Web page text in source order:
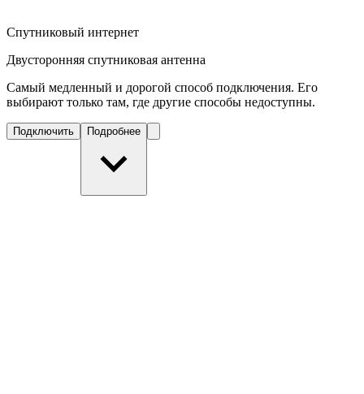
Спутниковый интернет
Двусторонняя спутниковая антенна
Самый медленный и дорогой способ подключения. Его
выбирают только там, где другие способы недоступны.
Подключить Подробнее